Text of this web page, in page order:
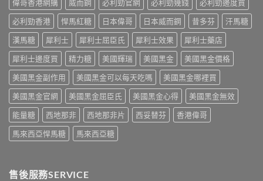
買
指
南〉
中
與
4
招
防
鑑
別
指
南〉
中
品
排
行
與
網
購
選
購
指
南〉
中
全
攻
略：
房
與
網
購
正
貨
渠
比
較〉
偉哥香港網購
威而鋼 必利勁官網 必利勁幾錢
必利勁邊度買
必利勁香港
悍馬紅糖 日本偉哥 日本威而鋼 昔多芬
汗馬糖
漢馬糖
犀利士 犀利士屈臣氏 犀利士效果
犀利士藥店
犀利士邊度買
精力糖 美國輝瑞 美國黑金
美國黑金價格
美國黑金副作用
美國黑金可以每天吃嗎
美國黑金哪裡買
美國黑金官網
美國黑金屈臣氏 美國黑金心得
美國黑金無效
能量糖
西地那非 西地那非片 西妥替芬
香港偉哥
馬來西亞悍馬糖
馬來西亞糖
售後服務SERVICE